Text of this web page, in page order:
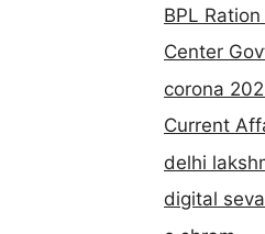
BPL
Center
corona
Current
delhi
digital